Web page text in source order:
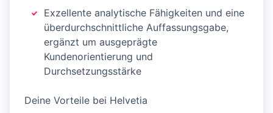
Exzellente analytische Fähigkeiten und eine
überdurchschnittliche Auffassungsgabe,
ergänzt um ausgeprägte
Kundenorientierung und
Durchsetzungsstärke
Deine Vorteile bei Helvetia